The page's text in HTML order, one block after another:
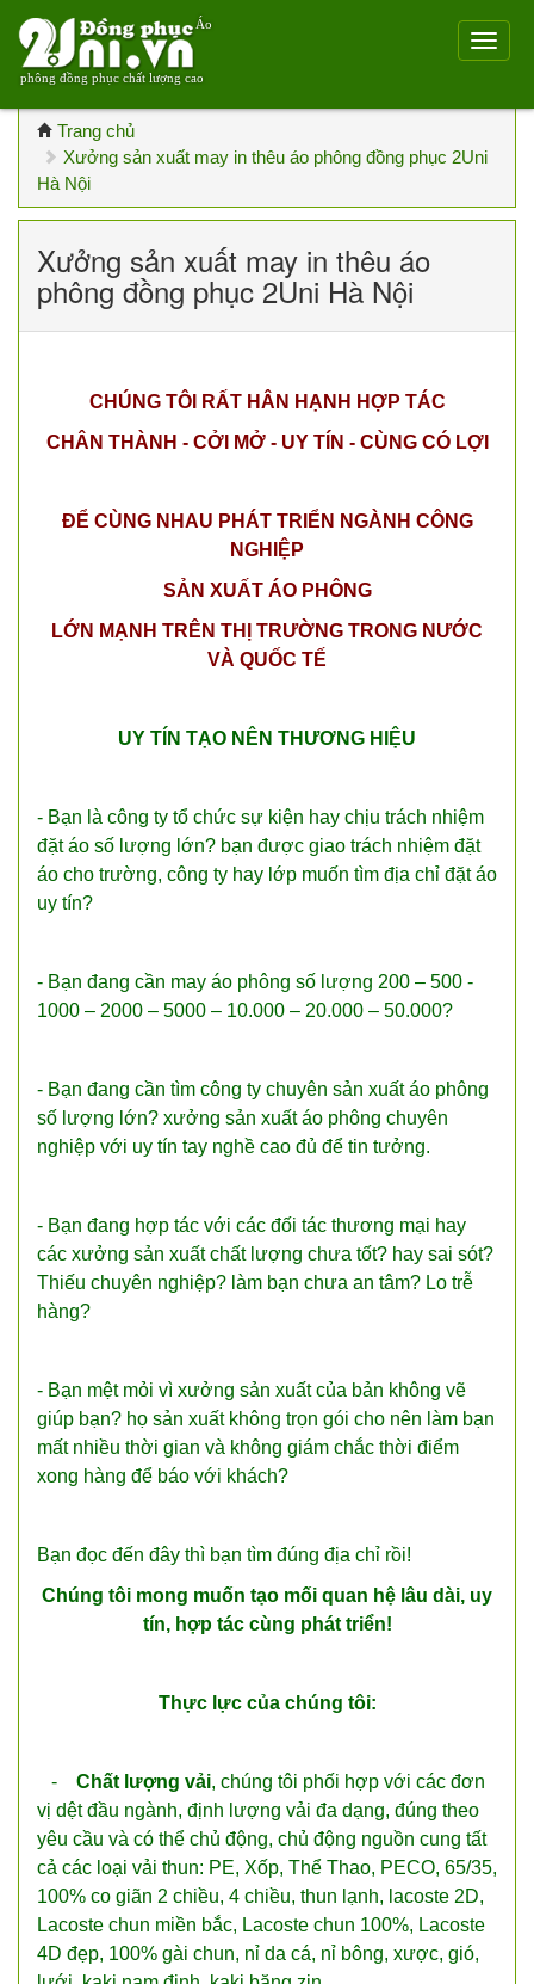
Áo
phông đồng phục chất lượng cao
Trang chủ
Xưởng sản xuất may in thêu áo phông đồng phục 2Uni
Hà Nội
Xưởng sản xuất may in thêu áo
phông đồng phục 2Uni Hà Nội
CHÚNG TÔI RẤT HÂN HẠNH HỢP TÁC
CHÂN THÀNH - CỞI MỞ - UY TÍN - CÙNG CÓ LỢI
ĐỂ CÙNG NHAU PHÁT TRIỂN NGÀNH CÔNG
NGHIỆP
SẢN XUẤT ÁO PHÔNG
LỚN MẠNH TRÊN THỊ TRƯỜNG TRONG NƯỚC
VÀ QUỐC TẾ
UY TÍN TẠO NÊN THƯƠNG HIỆU
- Bạn là công ty tổ chức sự kiện hay chịu trách nhiệm
đặt áo số lượng lớn? bạn được giao trách nhiệm đặt
áo cho trường, công ty hay lớp muốn tìm địa chỉ đặt áo
uy tín?
- Bạn đang cần may áo phông số lượng 200 – 500 -
1000 – 2000 – 5000 – 10.000 – 20.000 – 50.000?
- Bạn đang cần tìm công ty chuyên sản xuất áo phông
số lượng lớn? xưởng sản xuất áo phông chuyên
nghiệp với uy tín tay nghề cao đủ để tin tưởng.
- Bạn đang hợp tác với các đối tác thương mại hay
các xưởng sản xuất chất lượng chưa tốt? hay sai sót?
Thiếu chuyên nghiệp? làm bạn chưa an tâm? Lo trễ
hàng?
- Bạn mệt mỏi vì xưởng sản xuất của bản không vẽ
giúp bạn? họ sản xuất không trọn gói cho nên làm bạn
mất nhiều thời gian và không giám chắc thời điểm
xong hàng để báo với khách?
Bạn đọc đến đây thì bạn tìm đúng địa chỉ rồi!
Chúng tôi mong muốn tạo mối quan hệ lâu dài, uy
tín, hợp tác cùng phát triển!
Thực lực của chúng tôi:
- Chất lượng vải, chúng tôi phối hợp với các đơn
vị dệt đầu ngành, định lượng vải đa dạng, đúng theo
yêu cầu và có thể chủ động, chủ động nguồn cung tất
cả các loại vải thun: PE, Xốp, Thể Thao, PECO, 65/35,
100% co giãn 2 chiều, 4 chiều, thun lạnh, lacoste 2D,
Lacoste chun miền bắc, Lacoste chun 100%, Lacoste
4D đẹp, 100% gài chun, nỉ da cá, nỉ bông, xược, gió,